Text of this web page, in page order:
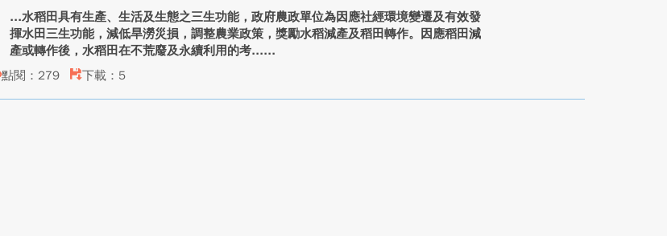
水稻田具有生產、生活及生態之三生功能，政府農政單位為因應社經環境變遷及有效發
揮水田三生功能，減低旱澇災損，調整農業政策，獎勵水稻減產及稻田轉作。因應稻田減
產或轉作後，水稻田在不荒廢及永續利用的考...
點閱：279
下載：5